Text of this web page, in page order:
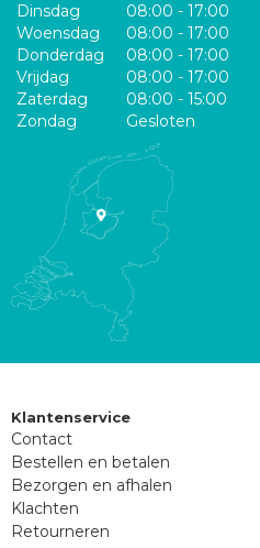
Dinsdag
08:00 - 17:00
Woensdag
08:00 - 17:00
Donderdag
08:00 - 17:00
Vrijdag
08:00 - 17:00
Zaterdag
08:00 - 15:00
Zondag
Gesloten
Klantenservice
Contact
Bestellen en betalen
Bezorgen en afhalen
Klachten
Retourneren